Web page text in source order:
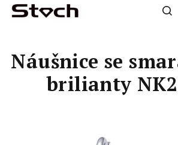
Náušnice se
brilianty